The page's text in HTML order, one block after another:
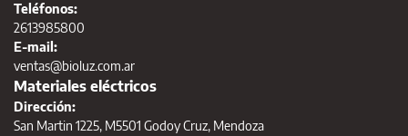
Teléfonos:
2613985800
E-mail:
ventas@bioluz.com.ar
Materiales eléctricos
Dirección:
San Martin 1225, M5501 Godoy Cruz, Mendoza